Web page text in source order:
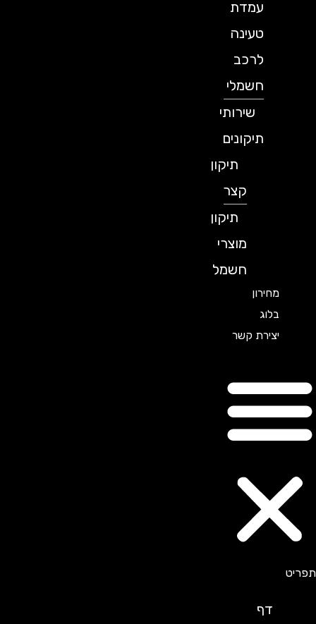
עמדת
טעינה
לרכב
חשמלי
שירותי
תיקונים
תיקון
תיקון
מוצרי
חשמל
מחירון
יצירת קשר